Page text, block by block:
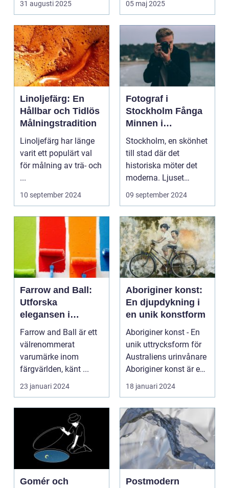
31 augusti 2025 05 maj 2025
Linoljefärg: En
Hållbar och Tidlös
Målningstradition
Linoljefärg har länge
varit ett populärt val
för målning av trä- och
...
10 september 2024
Fotograf i
Stockholm Fånga
Minnen i
Huvudstaden
Stockholm, en skönhet
till stad där det
historiska möter det
moderna. Ljuset
reflekte...
09 september 2024
Farrow and Ball:
Utforska
elegansen i
varumärkets färger
Farrow and Ball är ett
välrenommerat
varumärke inom
färgvärlden, känt ...
23 januari 2024
Aboriginer konst:
En djupdykning i
en unik konstform
Aboriginer konst - En
unik uttrycksform för
Australiens urinvånare
Aboriginer konst är en
konstform...
18 januari 2024
Gomér och
Postmodern